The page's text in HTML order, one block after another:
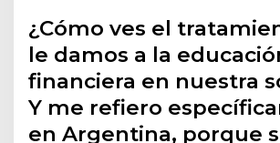
¿Cómo ves el
le damos a la
financiera en nuestra
Y me refiero
en Argentina, porque